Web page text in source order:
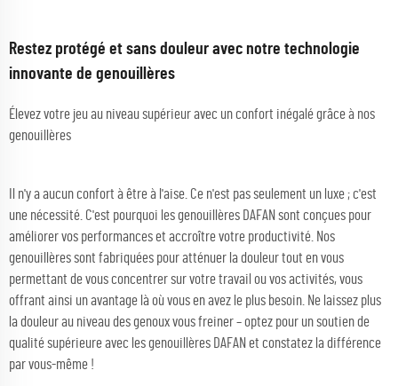
Restez protégé et sans douleur avec notre technologie
innovante de genouillères
Élevez votre jeu au niveau supérieur avec un confort inégalé grâce à nos
genouillères
Il n'y a aucun confort à être à l'aise. Ce n'est pas seulement un luxe ; c'est
une nécessité. C'est pourquoi les genouillères DAFAN sont conçues pour
améliorer vos performances et accroître votre productivité. Nos
genouillères sont fabriquées pour atténuer la douleur tout en vous
permettant de vous concentrer sur votre travail ou vos activités, vous
offrant ainsi un avantage là où vous en avez le plus besoin. Ne laissez plus
la douleur au niveau des genoux vous freiner – optez pour un soutien de
qualité supérieure avec les genouillères DAFAN et constatez la différence
par vous-même !